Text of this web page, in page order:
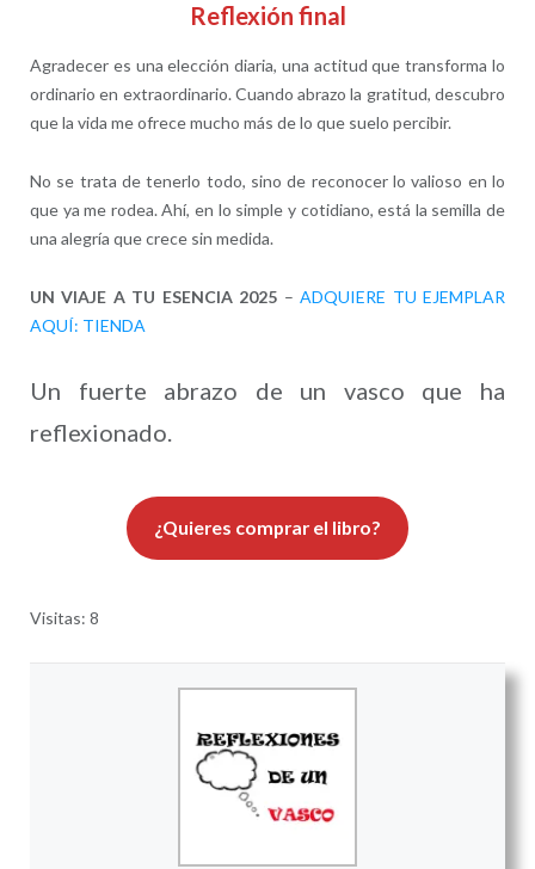
Reflexión final
Agradecer es una elección diaria, una actitud que transforma lo
ordinario en extraordinario. Cuando abrazo la gratitud, descubro
que la vida me ofrece mucho más de lo que suelo percibir.
No se trata de tenerlo todo, sino de reconocer lo valioso en lo
que ya me rodea. Ahí, en lo simple y cotidiano, está la semilla de
una alegría que crece sin medida.
UN VIAJE A TU ESENCIA 2025 –ADQUIERE TU EJEMPLAR
AQUÍ: TIENDA
Un fuerte abrazo de un vasco que ha
reflexionado.
¿Quieres comprar el libro?
Visitas: 8